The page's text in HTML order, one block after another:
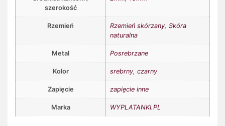
szerokość
Rzemień Rzemień skórzany, Skóra
naturalna
Metal Posrebrzane
Kolor srebrny, czarny
Zapięcie zapięcie inne
Marka WYPLATANKI.PL